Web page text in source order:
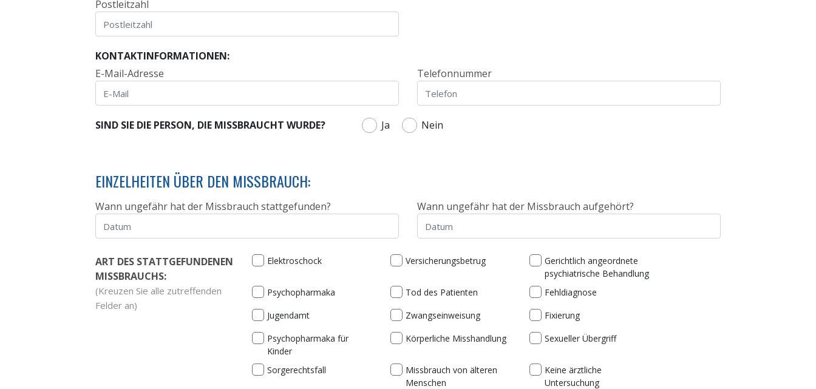
Postleitzahl
KONTAKTINFORMATIONEN:
E-Mail-Adresse
Telefonnummer
SIND SIE DIE PERSON, DIE MISSBRAUCHT WURDE? Ja Nein
EINZELHEITEN ÜBER DEN MISSBRAUCH:
Wann ungefähr hat der Missbrauch stattgefunden? Wann ungefähr hat der Missbrauch aufgehört?
ART DES STATTGEFUNDENEN
MISSBRAUCHS:
(Kreuzen Sie alle zutreffenden
Felder an)
Elektroschock Versicherungsbetrug
Gerichtlich angeordnete
psychiatrische Behandlung
Psychopharmaka
Tod des Patienten
Fehldiagnose
Jugendamt
Zwangseinweisung
Fixierung
Psychopharmaka für
Kinder
Körperliche Misshandlung Sexueller Übergriff
Sorgerechtsfall
Missbrauch von älteren
Menschen
Keine ärztliche
Untersuchung